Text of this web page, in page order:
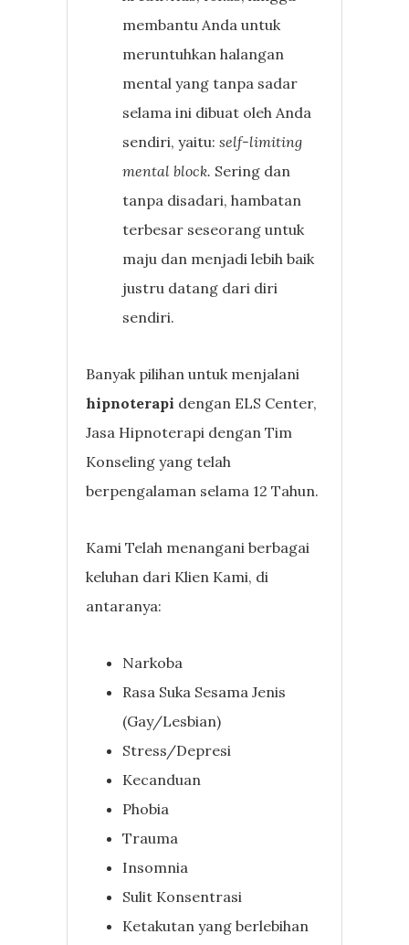
membantu Anda untuk
meruntuhkan halangan
mental yang tanpa sadar
selama ini dibuat oleh Anda
sendiri, yaitu:self-limiting
mental block. Sering dan
tanpa disadari, hambatan
terbesar seseorang untuk
maju dan menjadi lebih baik
justru datang dari diri
sendiri.
Banyak pilihan untuk menjalani
hipnoterapi dengan ELS Center,
Jasa Hipnoterapi dengan Tim
Konseling yang telah
berpengalaman selama 12 Tahun.
Kami Telah menangani berbagai
keluhan dari Klien Kami, di
antaranya:
Narkoba
Rasa Suka Sesama Jenis
(Gay/Lesbian)
Stress/Depresi
Kecanduan
Phobia
Trauma
Insomnia
Sulit Konsentrasi
Ketakutan yang berlebihan